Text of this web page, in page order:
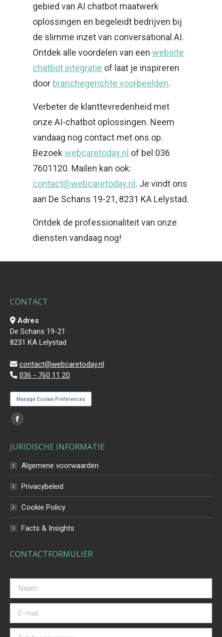
gebied van AI chatbot maatwerk
oplossingen en begeleidt bedrijven bij
de slimme inzet van conversational AI.
Ontdek alle voordelen van een website
chatbot integratie of laat je inspireren
door branchegerichte voorbeelden.
Verbeter de klanttevredenheid met
onze AI-chatbot oplossingen. Neem
vandaag nog contact met ons op.
Bezoek webcaretoday.nl of bel 036
7601120. Mailen kan ook:
contact@webcaretoday.nl . Je vindt ons
aan De Schans 19-21, 8231 KA Lelystad.
Ontdek de professionaliteit van onze
diensten vandaag nog!
CONTACT
Adres
De Schans 19-21
8231 KA Lelystad
contact@webcaretoday.nl
036 - 760 11 20
Manage Cookie Preferences
Vind ons op:
Facebook
opens
in
new
window
JURIDISCHE INFORMATIE
Algemene voorwaarden
Privacybeleid
Cookie Policy
Facts & Insights
CONTACTFORMULIER